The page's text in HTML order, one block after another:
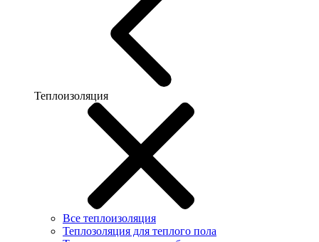
Теплоизоляция
Все теплоизоляция
Теплозоляция для теплого пола